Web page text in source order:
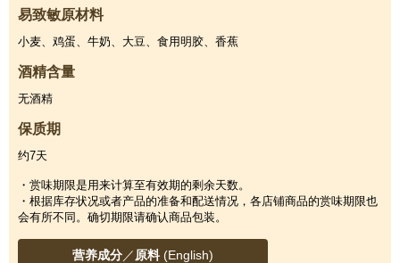
易致敏原材料
小麦、鸡蛋、牛奶、大豆、食用明胶、香蕉
酒精含量
无酒精
保质期
约7天
・赏味期限是用来计算至有效期的剩余天数。
・根据库存状况或者产品的准备和配送情况，各店铺商品的赏味期限也
会有所不同。确切期限请确认商品包装。
营养成分／原料(English)